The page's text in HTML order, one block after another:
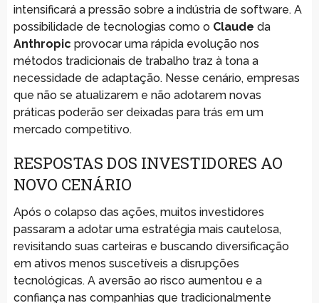
intensificará a pressão sobre a indústria de software. A
possibilidade de tecnologias como o Claude da
Anthropic provocar uma rápida evolução nos
métodos tradicionais de trabalho traz à tona a
necessidade de adaptação. Nesse cenário, empresas
que não se atualizarem e não adotarem novas
práticas poderão ser deixadas para trás em um
mercado competitivo.
RESPOSTAS DOS INVESTIDORES AO
NOVO CENÁRIO
Após o colapso das ações, muitos investidores
passaram a adotar uma estratégia mais cautelosa,
revisitando suas carteiras e buscando diversificação
em ativos menos suscetíveis a disrupções
tecnológicas. A aversão ao risco aumentou e a
confiança nas companhias que tradicionalmente